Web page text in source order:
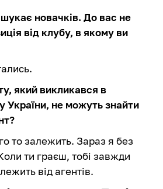
новачків. До вас не
від клубу, в якому ви
який викликався в
України, не можуть знайти
то залежить. Зараз я без
ти граєш, тобі завжди
від агентів.